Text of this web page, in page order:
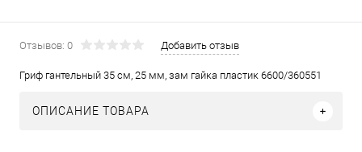
Отзывов: 0 Добавить отзыв
Гриф гантельный 35 см, 25 мм, зам гайка пластик 6600/360551
ОПИСАНИЕ ТОВАРА